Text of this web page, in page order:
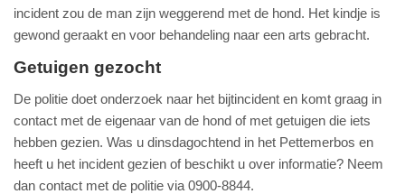
incident zou de man zijn weggerend met de hond. Het kindje is
gewond geraakt en voor behandeling naar een arts gebracht.
Getuigen gezocht
De politie doet onderzoek naar het bijtincident en komt graag in
contact met de eigenaar van de hond of met getuigen die iets
hebben gezien. Was u dinsdagochtend in het Pettemerbos en
heeft u het incident gezien of beschikt u over informatie? Neem
dan contact met de politie via 0900-8844.